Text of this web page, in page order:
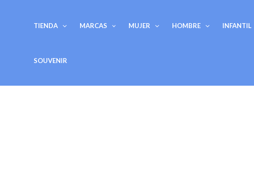
TIENDA MARCAS MUJER HOMBRE INFANTIL
SOUVENIR